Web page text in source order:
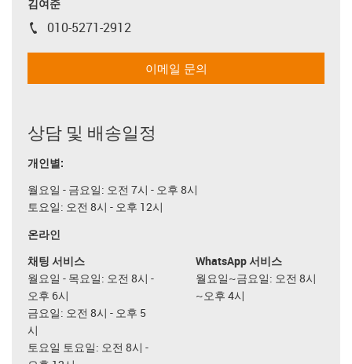
김여준
igus-icon-phone
010-5271-2912
이메일 문의
상담 및 배송일정
개인별:
월요일 - 금요일: 오전 7시 - 오후 8시
토요일: 오전 8시 - 오후 12시
온라인
채팅 서비스
월요일 - 목요일: 오전 8시 -
오후 6시
금요일: 오전 8시 - 오후 5
시
토요일 토요일: 오전 8시 -
WhatsApp 서비스
월요일~금요일: 오전 8시
~오후 4시